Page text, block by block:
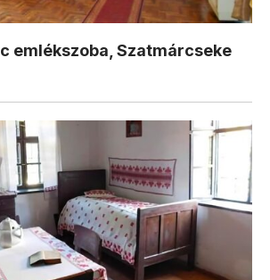
emlékszoba, Szatmárcseke